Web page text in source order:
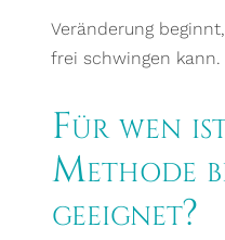
Veränderung
frei schwingen kann.
Für wen
Methode
geeignet?